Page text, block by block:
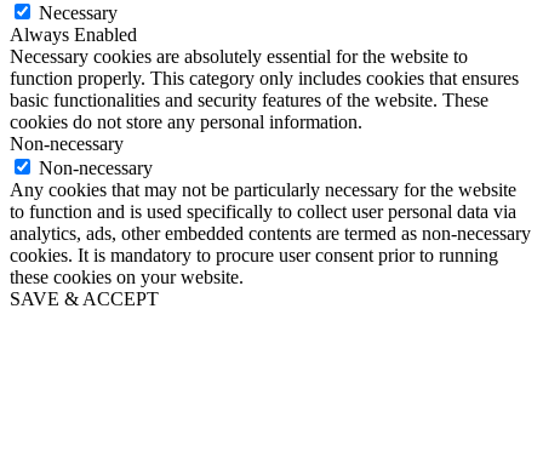
Necessary
Always Enabled
Necessary cookies are absolutely essential for the website to
function properly. This category only includes cookies that ensures
basic functionalities and security features of the website. These
cookies do not store any personal information.
Non-necessary
Non-necessary
Any cookies that may not be particularly necessary for the website
to function and is used specifically to collect user personal data via
analytics, ads, other embedded contents are termed as non-necessary
cookies. It is mandatory to procure user consent prior to running
these cookies on your website.
SAVE & ACCEPT